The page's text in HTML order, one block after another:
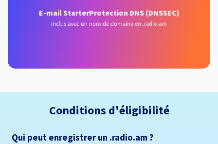
E-mail StarterProtection DNS (DNSSEC)
Inclus avec un nom de domaine en .radio.am
Conditions d'éligibilité
Qui peut enregistrer un .radio.am ?